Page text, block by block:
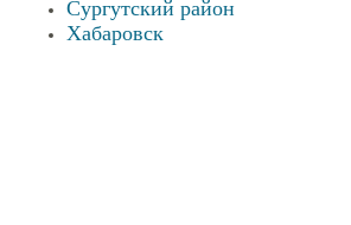
Сургутский район
Хабаровск